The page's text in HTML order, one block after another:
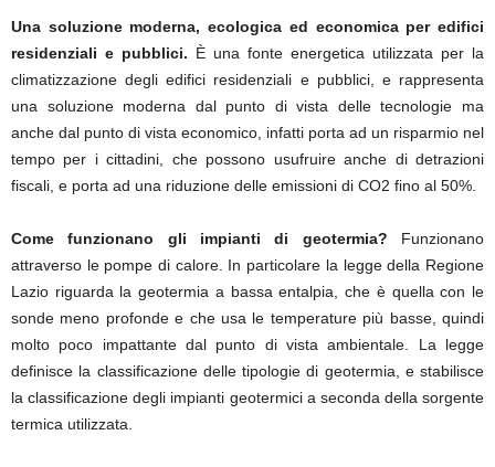
Una soluzione moderna, ecologica ed economica per edifici
residenziali e pubblici. È una fonte energetica utilizzata per la
climatizzazione degli edifici residenziali e pubblici, e rappresenta
una soluzione moderna dal punto di vista delle tecnologie ma
anche dal punto di vista economico, infatti porta ad un risparmio nel
tempo per i cittadini, che possono usufruire anche di detrazioni
fiscali, e porta ad una riduzione delle emissioni di CO2 fino al 50%.
Come funzionano gli impianti di geotermia? Funzionano
attraverso le pompe di calore. In particolare la legge della Regione
Lazio riguarda la geotermia a bassa entalpia, che è quella con le
sonde meno profonde e che usa le temperature più basse, quindi
molto poco impattante dal punto di vista ambientale. La legge
definisce la classificazione delle tipologie di geotermia, e stabilisce
la classificazione degli impianti geotermici a seconda della sorgente
termica utilizzata.